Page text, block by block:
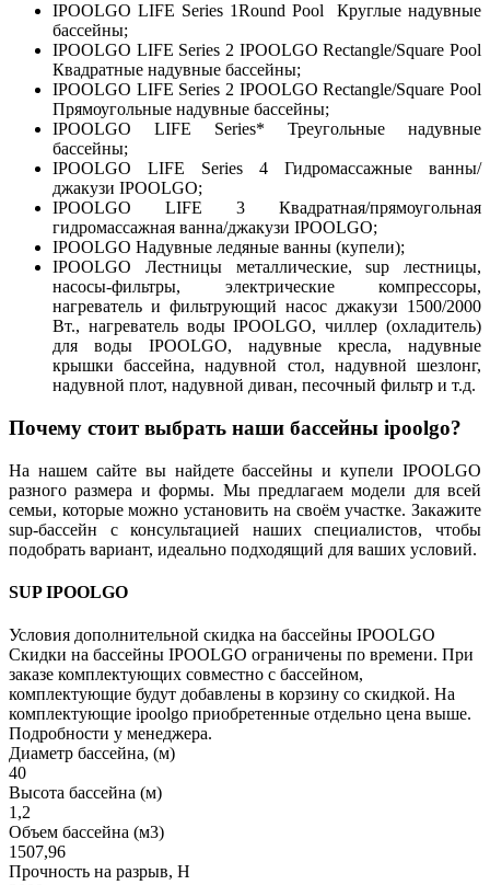
IPOOLGO LIFE Series 1Round Pool Круглые надувные
бассейны;
IPOOLGO LIFE Series 2 IPOOLGO Rectangle/Square Pool
Квадратные надувные бассейны;
IPOOLGO LIFE Series 2 IPOOLGO Rectangle/Square Pool
Прямоугольные надувные бассейны;
IPOOLGO LIFE Series* Треугольные надувные
бассейны;
IPOOLGO LIFE Series 4 Гидромассажные ванны/
джакузи IPOOLGO;
IPOOLGO LIFE 3 Квадратная/прямоугольная
гидромассажная ванна/джакузи IPOOLGO;
IPOOLGO Надувные ледяные ванны (купели);
IPOOLGO Лестницы металлические, sup лестницы,
насосы-фильтры, электрические компрессоры,
нагреватель и фильтрующий насос джакузи 1500/2000
Вт., нагреватель воды IPOOLGO, чиллер (охладитель)
для воды IPOOLGO, надувные кресла, надувные
крышки бассейна, надувной стол, надувной шезлонг,
надувной плот, надувной диван, песочный фильтр и т.д.
Почему стоит выбрать наши бассейны ipoolgo?
На нашем сайте вы найдете бассейны и купели IPOOLGO
разного размера и формы. Мы предлагаем модели для всей
семьи, которые можно установить на своём участке. Закажите
sup-бассейн с консультацией наших специалистов, чтобы
подобрать вариант, идеально подходящий для ваших условий.
SUP IPOOLGO
Условия дополнительной скидка на бассейны IPOOLGO
Скидки на бассейны IPOOLGO ограничены по времени. При
заказе комплектующих совместно с бассейном,
комплектующие будут добавлены в корзину со скидкой. На
комплектующие ipoolgo приобретенные отдельно цена выше.
Подробности у менеджера.
Диаметр бассейна, (м)
40
Высота бассейна (м)
1,2
Объем бассейна (м3)
1507,96
Прочность на разрыв, H